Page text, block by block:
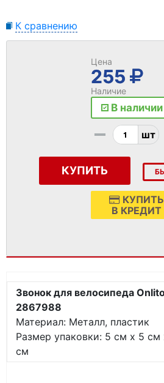
К сравнению
Цена
255
Наличие
В наличии
- шт
КУПИТЬ
КУПИТЬ
В КРЕДИТ
Звонок для велосипеда
2867988
Материал: Металл, пластик
Размер упаковки: 5 см х 5 см
см